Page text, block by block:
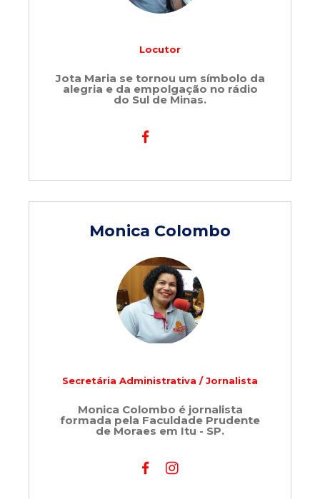
Locutor
Jota Maria se tornou um símbolo da
alegria e da empolgação no rádio
do Sul de Minas.
Monica Colombo
Secretária Administrativa / Jornalista
Monica Colombo é jornalista
formada pela Faculdade Prudente
de Moraes em Itu - SP.